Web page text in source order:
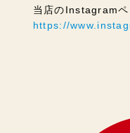
当店のInstagramペ
https://